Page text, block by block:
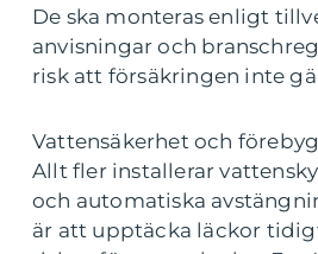
De ska monteras enligt
anvisningar och
risk att försäkringen inte
Vattensäkerhet och
Allt fler installerar
och automatiska
är att upptäcka läckor